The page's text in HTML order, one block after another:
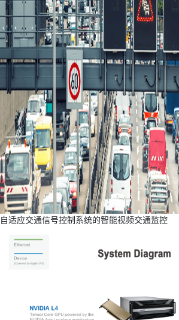
自适应交通信号控制系统的智能视频交通监控